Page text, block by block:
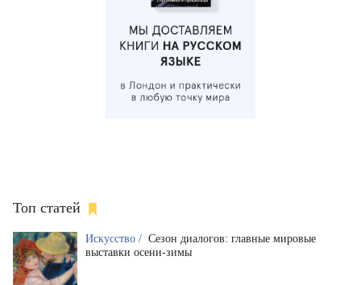
Топ статей
Искусство / Сезон диалогов: главные мировые
выставки осени-зимы